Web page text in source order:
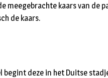
meegebrachte kaars van de
de kaars.
deze in het Duitse